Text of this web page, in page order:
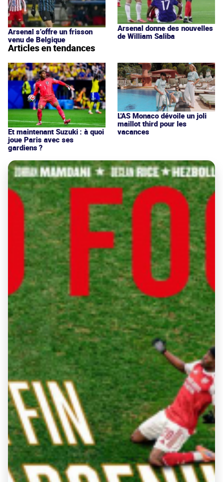
Arsenal s’offre un frisson
venu de Belgique
Arsenal donne des nouvelles
de William Saliba
Articles en tendances
Et maintenant Suzuki : à quoi
joue Paris avec ses
gardiens ?
L'AS Monaco dévoile un joli
maillot third pour les
vacances